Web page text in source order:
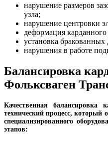
нарушение размеров
узла;
нарушение центровки
деформация карданного
установка бракованных
нарушения в работе
Балансировка
Фольксваген
Качественная
технический процесс, который
специализированного
этапов: